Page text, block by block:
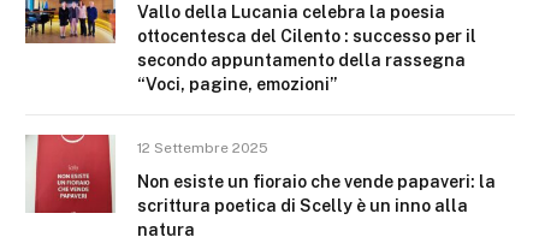
Vallo della Lucania celebra la poesia
ottocentesca del Cilento : successo per il
secondo appuntamento della rassegna
“Voci, pagine, emozioni”
12 Settembre 2025
Non esiste un fioraio che vende papaveri: la
scrittura poetica di Scelly è un inno alla
natura